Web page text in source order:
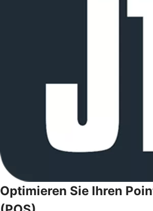
Optimieren Sie Ihren